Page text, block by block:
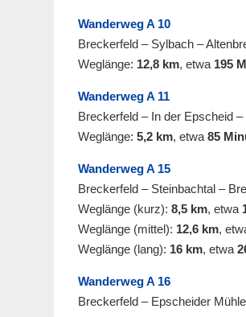
Wanderweg A 10
Breckerfeld – Sylbach –
Weglänge: 12,8 km, etwa 195
Wanderweg A 11
Breckerfeld – In der Epscheid
Weglänge: 5,2 km, etwa 85
Wanderweg A 15
Breckerfeld – Steinbachtal –
Weglänge (kurz): 8,5 km, etwa
Weglänge (mittel): 12,6 km,
Weglänge (lang): 16 km, etwa
Wanderweg A 16
Breckerfeld – Epscheider